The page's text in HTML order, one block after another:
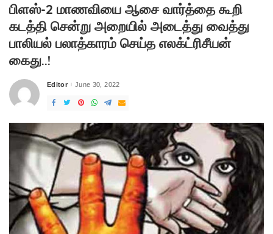
பிளஸ்-2 மாணவியை ஆசை வார்த்தை கூறி
கடத்தி சென்று அறையில் அடைத்து வைத்து
பாலியல் பலாத்காரம் செய்த எலக்ட்ரிசீயன்
கைது..!
Posted
Editor June 30, 2022